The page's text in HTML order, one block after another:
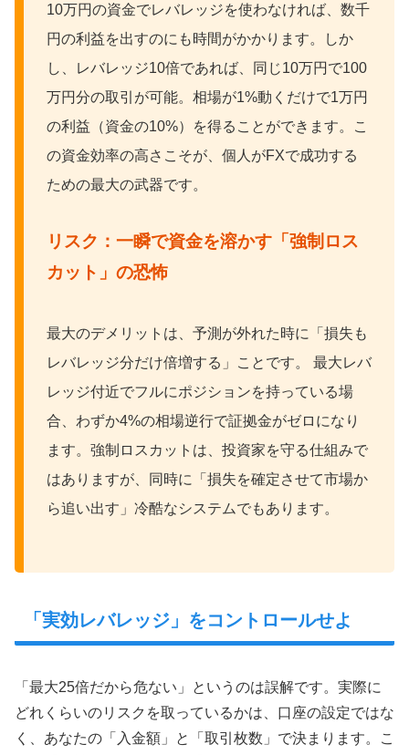
10万円の資金でレバレッジを使わなければ、数千
円の利益を出すのにも時間がかかります。しか
し、レバレッジ10倍であれば、同じ10万円で100
万円分の取引が可能。相場が1%動くだけで1万円
の利益（資金の10%）を得ることができます。こ
の資金効率の高さこそが、個人がFXで成功する
ための最大の武器です。
リスク：一瞬で資金を溶かす「強制ロス
カット」の恐怖
最大のデメリットは、予測が外れた時に「損失も
レバレッジ分だけ倍増する」ことです。 最大レバ
レッジ付近でフルにポジションを持っている場
合、わずか4%の相場逆行で証拠金がゼロになり
ます。強制ロスカットは、投資家を守る仕組みで
はありますが、同時に「損失を確定させて市場か
ら追い出す」冷酷なシステムでもあります。
「実効レバレッジ」をコントロールせよ
「最大25倍だから危ない」というのは誤解です。実際に
どれくらいのリスクを取っているかは、口座の設定ではな
く、あなたの「入金額」と「取引枚数」で決まります。こ